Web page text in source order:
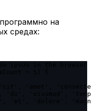
на
средах:
'amet',
'do', 'eiusmod',
'et', 'dolore',